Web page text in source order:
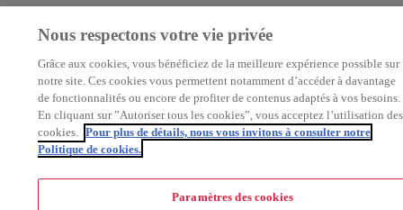
Nous respectons votre vie privée
Grâce aux cookies, vous bénéficiez de la meilleure expérience possible sur
notre site. Ces cookies vous permettent notamment d’accéder à davantage
de fonctionnalités ou encore de profiter de contenus adaptés à vos besoins.
En cliquant sur ”Autoriser tous les cookies”, vous acceptez l’utilisation des
cookies. Pour plus de détails, nous vous invitons à consulter notre
Politique de cookies.
Paramètres des cookies